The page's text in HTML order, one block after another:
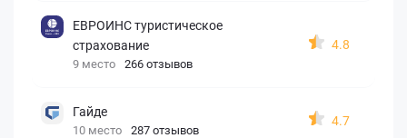
ЕВРОИНС туристическое
страхование
9 место 266 отзывов
4.8
Гайде
10 место 287 отзывов
4.7